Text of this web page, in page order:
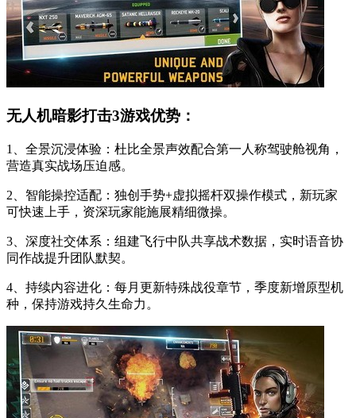
无人机暗影打击3游戏优势：
1、全景沉浸体验：杜比全景声效配合第一人称驾驶舱视角，
营造真实战场压迫感。
2、智能操控适配：独创手势+虚拟摇杆双操作模式，新玩家
可快速上手，资深玩家能施展精细微操。
3、深度社交体系：组建飞行中队共享战术数据，实时语音协
同作战提升团队默契。
4、持续内容进化：每月更新特殊战役章节，季度新增原型机
种，保持游戏持久生命力。